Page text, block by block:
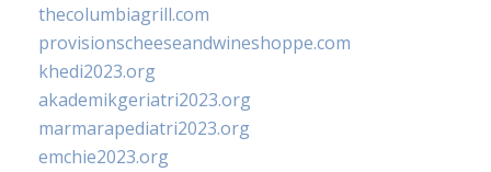
thecolumbiagrill.com
provisionscheeseandwineshoppe.com
khedi2023.org
akademikgeriatri2023.org
marmarapediatri2023.org
emchie2023.org